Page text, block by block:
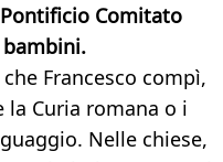
Comitato
Francesco compì,
la Curia romana o i
Nelle chiese,